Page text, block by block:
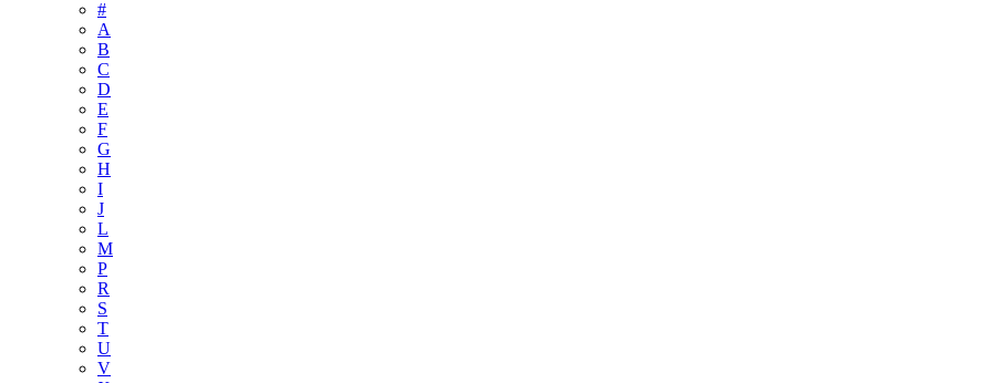
#
A
B
C
D
E
F
G
H
I
J
L
M
P
R
S
T
U
V